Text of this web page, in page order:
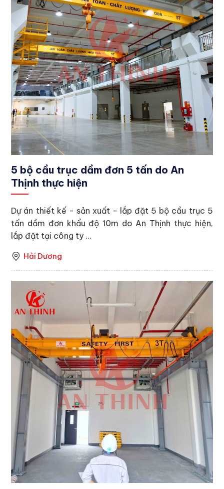
5 bộ cầu trục dầm đơn 5 tấn do An
Thịnh thực hiện
Dự án thiết kế - sản xuất - lắp đặt 5 bộ cầu trục 5
tấn dầm đơn khẩu độ 10m do An Thịnh thực hiện,
lắp đặt tại công ty ...
Hải Dương